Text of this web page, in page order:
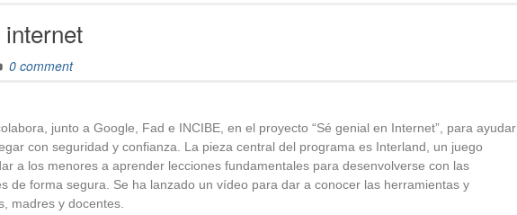
0 comment
junto a Google, Fad e INCIBE, en el proyecto “Sé genial en Internet”, para ayudar
con seguridad y confianza. La pieza central del programa es Interland, un juego
a los menores a aprender lecciones fundamentales para desenvolverse con las
de forma segura. Se ha lanzado un vídeo para dar a conocer las herramientas y
madres y docentes.